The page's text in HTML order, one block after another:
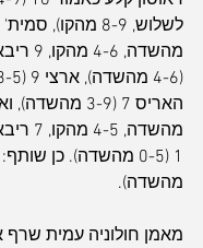
מהשדה,
מהשדה).
מאמן חולוניה עמית